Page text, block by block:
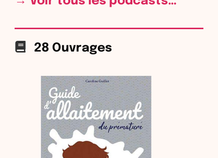
28 Ouvrages